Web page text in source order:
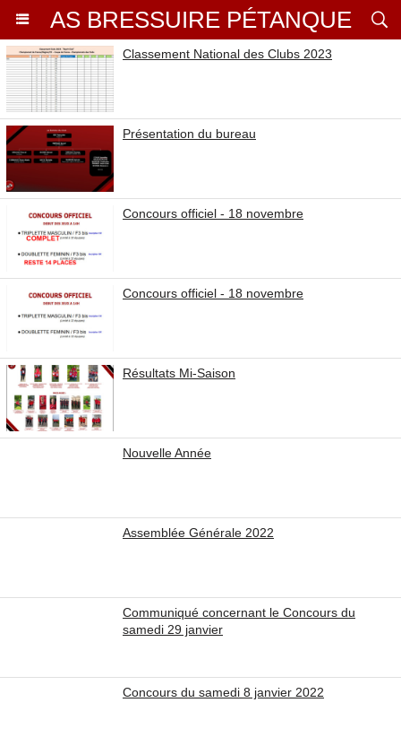
AS BRESSUIRE PÉTANQUE
Classement National des Clubs 2023
Présentation du bureau
Concours officiel - 18 novembre
Concours officiel - 18 novembre
Résultats Mi-Saison
Nouvelle Année
Assemblée Générale 2022
Communiqué concernant le Concours du
samedi 29 janvier
Concours du samedi 8 janvier 2022